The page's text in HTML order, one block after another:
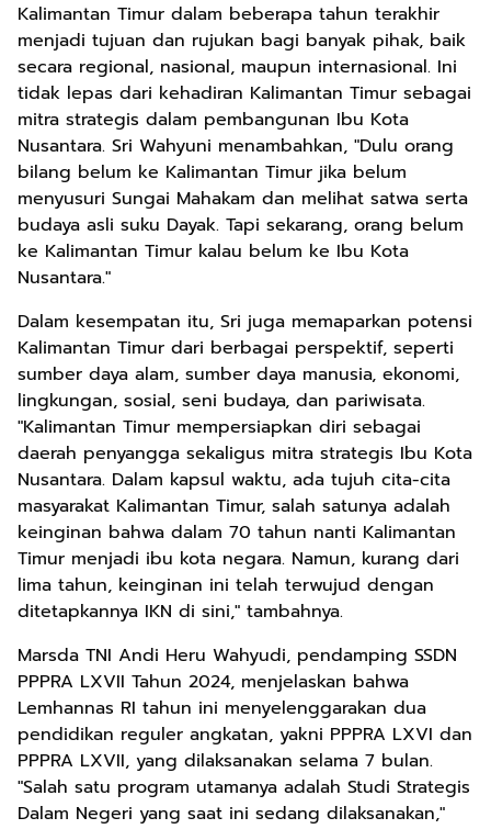
Kalimantan Timur dalam beberapa tahun terakhir
menjadi tujuan dan rujukan bagi banyak pihak, baik
secara regional, nasional, maupun internasional. Ini
tidak lepas dari kehadiran Kalimantan Timur sebagai
mitra strategis dalam pembangunan Ibu Kota
Nusantara. Sri Wahyuni menambahkan, "Dulu orang
bilang belum ke Kalimantan Timur jika belum
menyusuri Sungai Mahakam dan melihat satwa serta
budaya asli suku Dayak. Tapi sekarang, orang belum
ke Kalimantan Timur kalau belum ke Ibu Kota
Nusantara."
Dalam kesempatan itu, Sri juga memaparkan potensi
Kalimantan Timur dari berbagai perspektif, seperti
sumber daya alam, sumber daya manusia, ekonomi,
lingkungan, sosial, seni budaya, dan pariwisata.
"Kalimantan Timur mempersiapkan diri sebagai
daerah penyangga sekaligus mitra strategis Ibu Kota
Nusantara. Dalam kapsul waktu, ada tujuh cita-cita
masyarakat Kalimantan Timur, salah satunya adalah
keinginan bahwa dalam 70 tahun nanti Kalimantan
Timur menjadi ibu kota negara. Namun, kurang dari
lima tahun, keinginan ini telah terwujud dengan
ditetapkannya IKN di sini," tambahnya.
Marsda TNI Andi Heru Wahyudi, pendamping SSDN
PPPRA LXVII Tahun 2024, menjelaskan bahwa
Lemhannas RI tahun ini menyelenggarakan dua
pendidikan reguler angkatan, yakni PPPRA LXVI dan
PPPRA LXVII, yang dilaksanakan selama 7 bulan.
"Salah satu program utamanya adalah Studi Strategis
Dalam Negeri yang saat ini sedang dilaksanakan,"